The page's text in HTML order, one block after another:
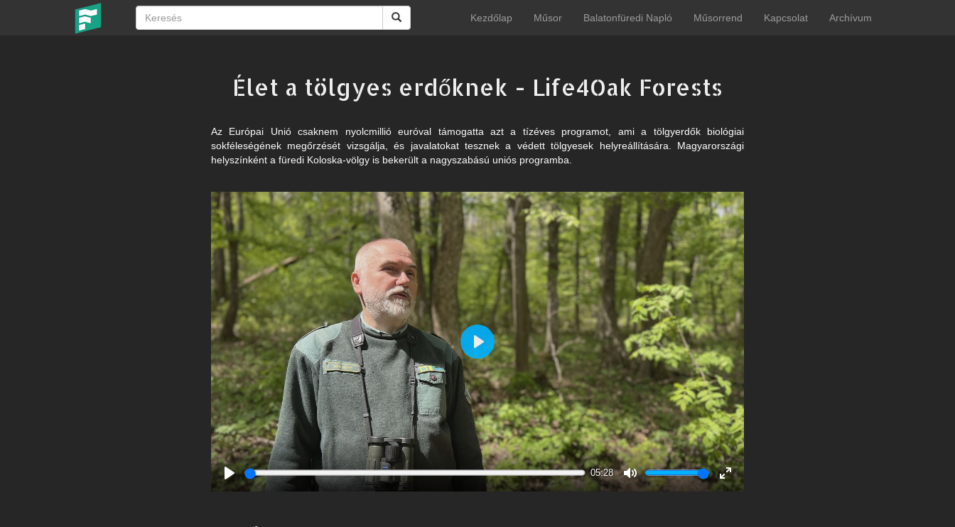
Kezdőlap Műsor Balatonfüredi Napló Műsorrend Kapcsolat Archívum
Élet a tölgyes erdőknek - Life4Oak Forests
Az Európai Unió csaknem nyolcmillió euróval támogatta azt a tízéves programot, ami a tölgyerdők biológiai
sokféleségének megőrzését vizsgálja, és javalatokat tesznek a védett tölgyesek helyreállítására. Magyarországi
helyszínként a füredi Koloska-völgy is bekerült a nagyszabású uniós programba.
Play
05:28
Mute
Enter
Play